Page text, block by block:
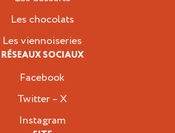
Les chocolats
Les viennoiseries
RÉSEAUX SOCIAUX
Facebook
Twitter – X
Instagram